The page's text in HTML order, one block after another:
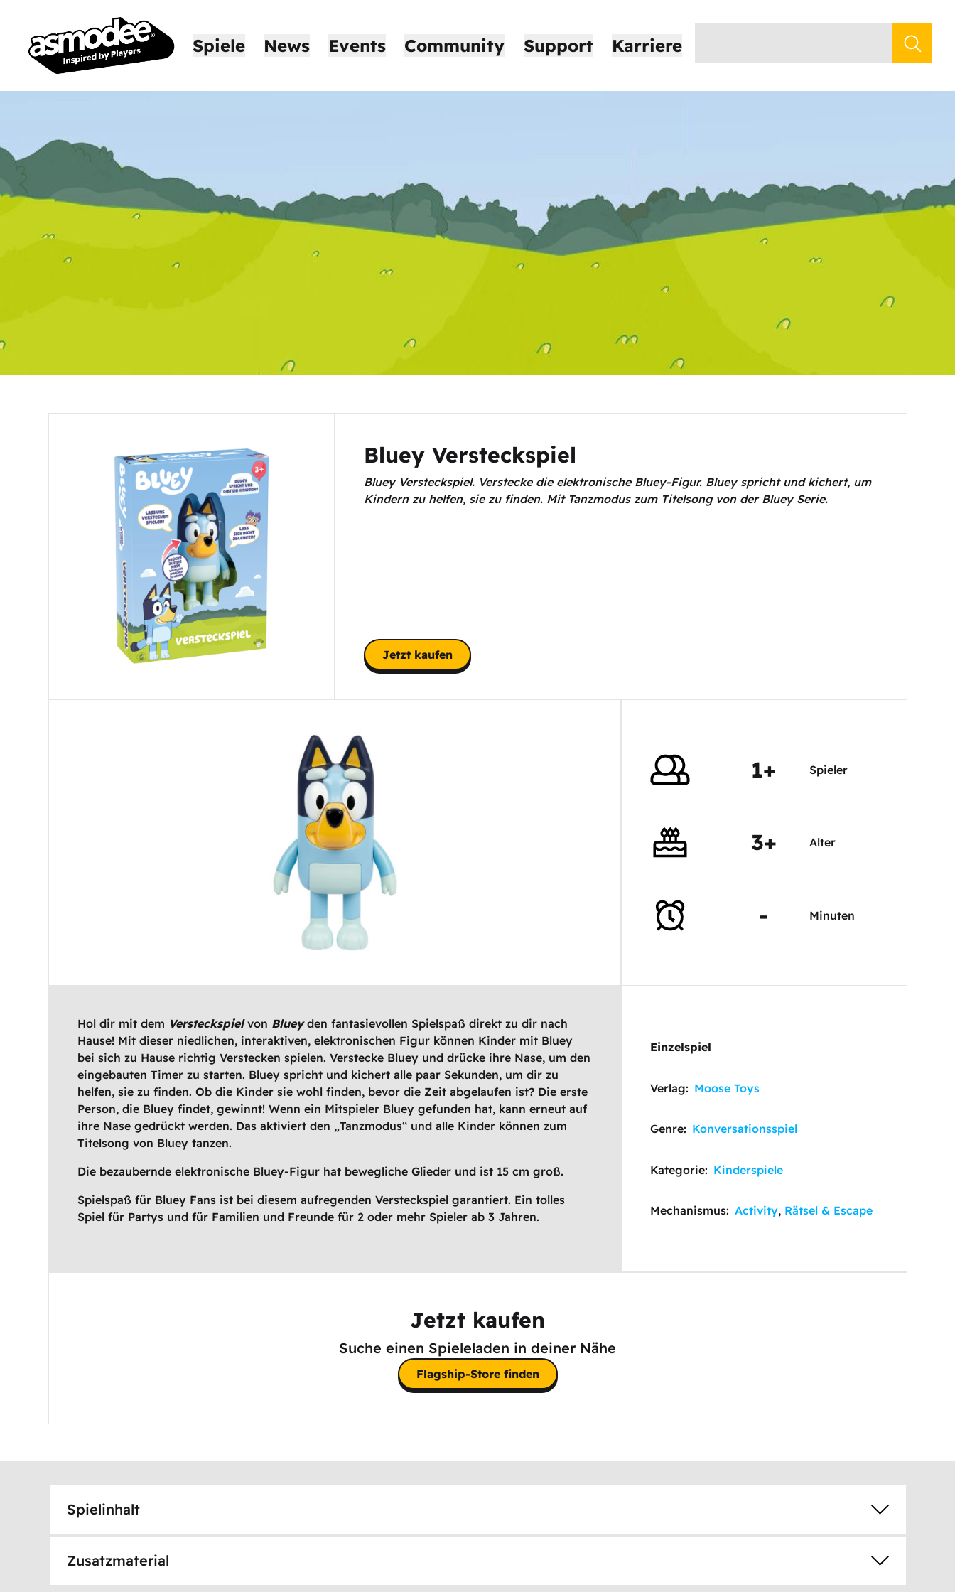
Spiele News Events Community Support Karriere
Bluey Versteckspiel
Bluey Versteckspiel. Verstecke die elektronische Bluey-Figur. Bluey spricht und kichert, um
Kindern zu helfen, sie zu finden. Mit Tanzmodus zum Titelsong von der Bluey Serie.
Jetzt kaufen
1+ Spieler
3+ Alter
- Minuten
Hol dir mit dem Versteckspielvon Blueyden fantasievollen Spielspaß direkt zu dir nach
Hause! Mit dieser niedlichen, interaktiven, elektronischen Figur können Kinder mit Bluey
bei sich zu Hause richtig Verstecken spielen. Verstecke Bluey und drücke ihre Nase, um den
eingebauten Timer zu starten. Bluey spricht und kichert alle paar Sekunden, um dir zu
helfen, sie zu finden. Ob die Kinder sie wohl finden, bevor die Zeit abgelaufen ist? Die erste
Person, die Bluey findet, gewinnt! Wenn ein Mitspieler Bluey gefunden hat, kann erneut auf
ihre Nase gedrückt werden. Das aktiviert den „Tanzmodus“ und alle Kinder können zum
Titelsong von Bluey tanzen.
Die bezaubernde elektronische Bluey-Figur hat bewegliche Glieder und ist 15 cm groß.
Spielspaß für Bluey Fans ist bei diesem aufregenden Versteckspiel garantiert. Ein tolles
Spiel für Partys und für Familien und Freunde für 2 oder mehr Spieler ab 3 Jahren.
Einzelspiel
Verlag: Moose Toys
Genre: Konversationsspiel
Kategorie: Kinderspiele
Mechanismus: Activity, Rätsel & Escape
Jetzt kaufen
Suche einen Spieleladen in deiner Nähe
Flagship-Store finden
Spielinhalt
Zusatzmaterial